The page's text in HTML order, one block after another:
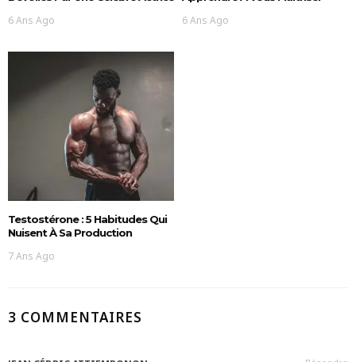
6 Ans Ago 6 Ans Ago
Testostérone : 5 Habitudes Qui
Nuisent À Sa Production
7 Ans Ago
3 COMMENTAIRES